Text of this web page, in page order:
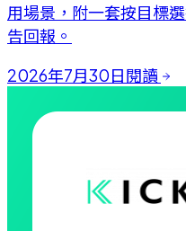
用場景，附一套按目標
告回報。
2026年7月30日閱讀